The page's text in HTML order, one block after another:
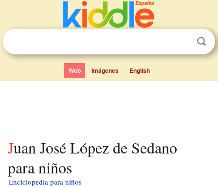
Web Imágenes English
Juan José López de Sedano
para niños
Enciclopedia para niños